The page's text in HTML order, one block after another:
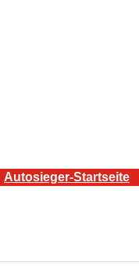
Autosieger-Startseite